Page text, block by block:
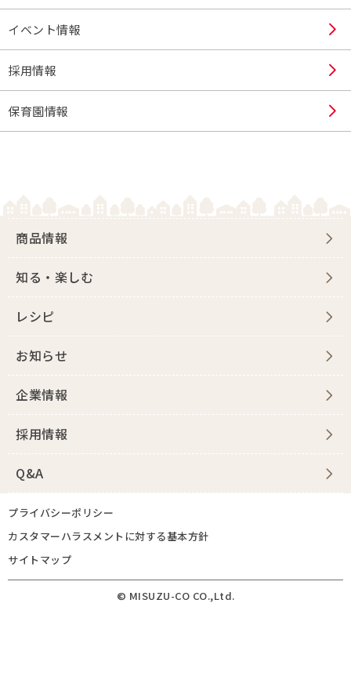
イベント情報
採用情報
保育園情報
商品情報
知る・楽しむ
レシピ
お知らせ
企業情報
採用情報
Q&A
プライバシーポリシー
カスタマーハラスメントに対する基本方針
サイトマップ
© MISUZU-CO CO.,Ltd.